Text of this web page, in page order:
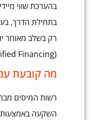
בהערכת שווי
בתחילת הדרך,
רק בשלב מאוחר
(Qualified Financing), הנפקה, או אקזיט.
מה קובעת
רשות המיסים